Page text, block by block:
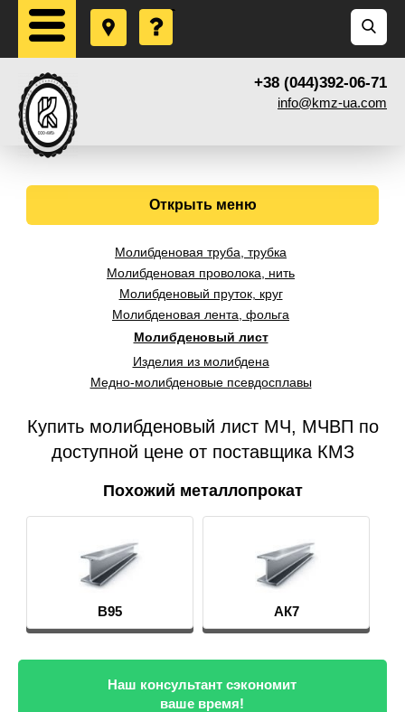
+38 (044)392-06-71
info@kmz-ua.com
Открыть меню
Молибденовая труба, трубка
Молибденовая проволока, нить
Молибденовый пруток, круг
Молибденовая лента, фольга
Молибденовый лист
Изделия из молибдена
Медно-молибденовые псевдосплавы
Купить молибденовый лист МЧ, МЧВП по
доступной цене от поставщика КМЗ
Похожий металлопрокат
В95 АК7
Наш консультант сэкономит
ваше время!